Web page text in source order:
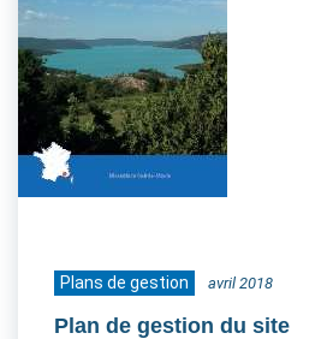
Plans de gestion avril 2018
Plan de gestion du site